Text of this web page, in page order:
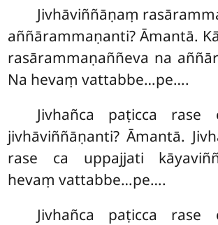
Jivhāviññāṇaṃ
aññārammaṇanti? Āmantā.
rasārammaṇaññeva na
Na hevaṃ vattabbe…pe….
Jivhañca paṭicca rase
jivhāviññāṇanti? Āmantā.
rase ca uppajjati
hevaṃ vattabbe…pe….
Jivhañca paṭicca rase